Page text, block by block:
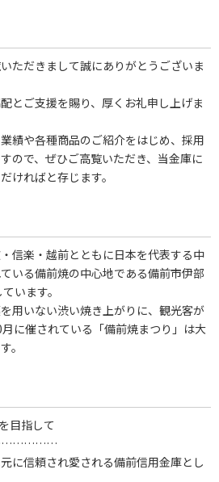
ただきまして誠にありがとうございま
とご支援を賜り、厚くお礼申し上げま
績や各種商品のご紹介をはじめ、採用
ので、ぜひご高覧いただき、当金庫に
ければと存じます。
信楽・越前とともに日本を代表する中
いる備前焼の中心地である備前市伊部
います。
用いない渋い焼き上がりに、観光客が
に催されている「備前焼まつり」は大
。
目指して
に信頼され愛される備前信用金庫とし